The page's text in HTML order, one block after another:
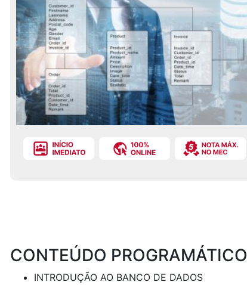
CONTEÚDO PROGRAMÁTICO
INTRODUÇÃO AO BANCO DE DADOS